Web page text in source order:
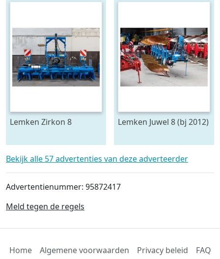
Lemken Zirkon 8 Lemken Juwel 8 (bj 2012)
Bekijk alle 57 advertenties van deze adverteerder
Advertentienummer: 95872417
Meld tegen de regels
Home Algemene voorwaarden Privacy beleid FAQ